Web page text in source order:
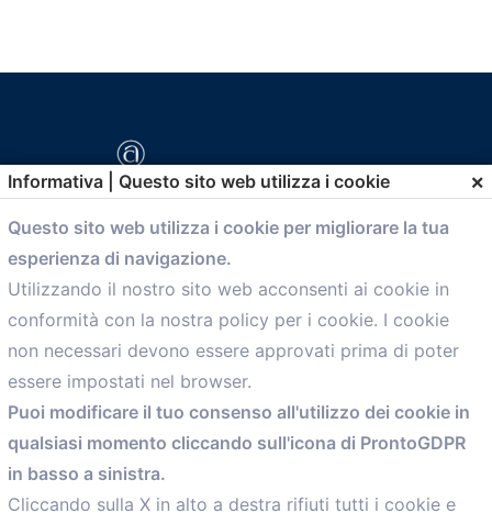
comunicazione@confartigianato.bo.it
Menù
Home
Servizi
Convenzioni
Voce delle Nostre aziende
Informazioni Ex L. 124/2017
Informativa | Questo sito web utilizza i cookie ×
Questo sito web utilizza i cookie per migliorare la tua
esperienza di navigazione.
Utilizzando il nostro sito web acconsenti ai cookie in
conformità con la nostra policy per i cookie. I cookie
non necessari devono essere approvati prima di poter
essere impostati nel browser.
Puoi modificare il tuo consenso all'utilizzo dei cookie in
qualsiasi momento cliccando sull'icona di ProntoGDPR
in basso a sinistra.
Cliccando sulla X in alto a destra rifiuti tutti i cookie e